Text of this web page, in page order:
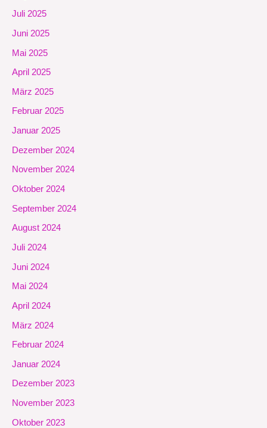
Juli 2025
Juni 2025
Mai 2025
April 2025
März 2025
Februar 2025
Januar 2025
Dezember 2024
November 2024
Oktober 2024
September 2024
August 2024
Juli 2024
Juni 2024
Mai 2024
April 2024
März 2024
Februar 2024
Januar 2024
Dezember 2023
November 2023
Oktober 2023